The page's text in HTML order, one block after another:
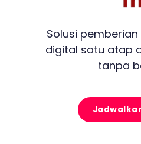
Solusi
digital satu atap
tanpa